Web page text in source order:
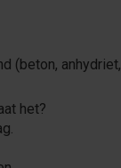
(beton,
het?